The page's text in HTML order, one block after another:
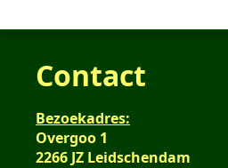
Contact
Bezoekadres:
Overgoo 1
2266 JZ Leidschendam